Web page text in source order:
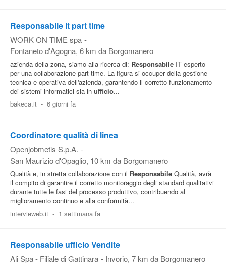
Responsabile it part time
WORK ON TIME spa -
Fontaneto d'Agogna, 6 km da Borgomanero
azienda della zona, siamo alla ricerca di: Responsabile IT esperto
per una collaborazione part-time. La figura si occuper della gestione
tecnica e operativa dell'azienda, garantendo il corretto funzionamento
dei sistemi informatici sia in ufficio...
bakeca.it - 6 giorni fa
Coordinatore qualità di linea
Openjobmetis S.p.A. -
San Maurizio d'Opaglio, 10 km da Borgomanero
Qualità e, in stretta collaborazione con il Responsabile Qualità, avrà
il compito di garantire il corretto monitoraggio degli standard qualitativi
durante tutte le fasi del processo produttivo, contribuendo al
miglioramento continuo e alla conformità...
intervieweb.it - 1 settimana fa
Responsabile ufficio Vendite
Ali Spa - Filiale di Gattinara - Invorio, 7 km da Borgomanero